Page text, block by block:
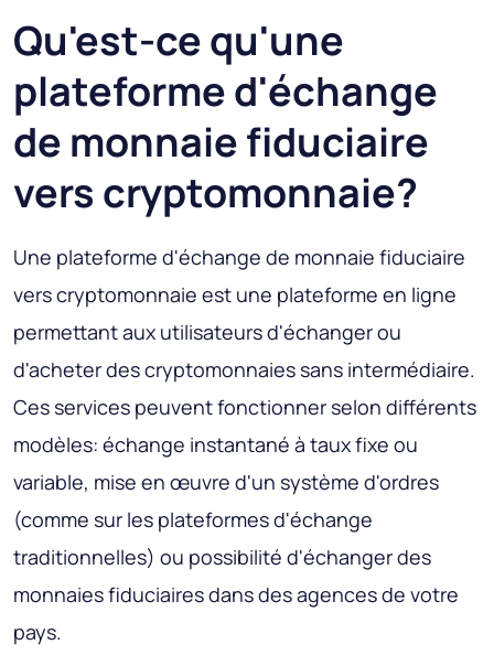
Qu'est-ce qu'une
plateforme d'échange
de monnaie fiduciaire
vers cryptomonnaie?
Une plateforme d'échange de monnaie fiduciaire
vers cryptomonnaie est une plateforme en ligne
permettant aux utilisateurs d'échanger ou
d'acheter des cryptomonnaies sans intermédiaire.
Ces services peuvent fonctionner selon différents
modèles: échange instantané à taux fixe ou
variable, mise en œuvre d'un système d'ordres
(comme sur les plateformes d'échange
traditionnelles) ou possibilité d'échanger des
monnaies fiduciaires dans des agences de votre
pays.